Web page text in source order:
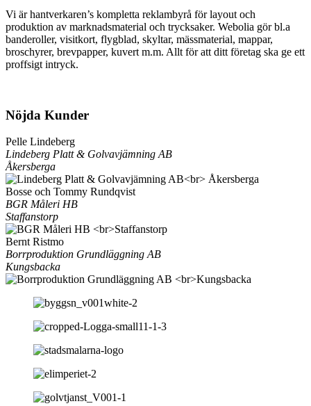
Vi är hantverkaren’s kompletta reklambyrå för layout och
produktion av marknadsmaterial och trycksaker. Webolia gör bl.a
banderoller, visitkort, flygblad, skyltar, mässmaterial, mappar,
broschyrer, brevpapper, kuvert m.m. Allt för att ditt företag ska ge ett
proffsigt intryck.
Nöjda Kunder
Pelle Lindeberg
Lindeberg Platt & Golvavjämning AB
Åkersberga
Bosse och Tommy Rundqvist
BGR Måleri HB
Staffanstorp
Bernt Ristmo
Borrproduktion Grundläggning AB
Kungsbacka